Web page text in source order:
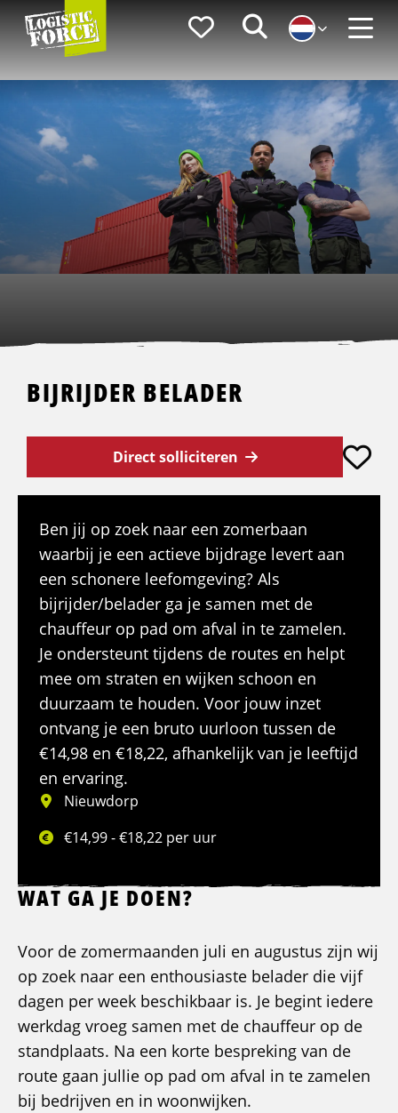
Logistic
Force
FavorietenZoeken
BIJRIJDER BELADER
Direct solliciteren
Ben jij op zoek naar een zomerbaan
waarbij je een actieve bijdrage levert aan
een schonere leefomgeving? Als
bijrijder/belader ga je samen met de
chauffeur op pad om afval in te zamelen.
Je ondersteunt tijdens de routes en helpt
mee om straten en wijken schoon en
duurzaam te houden. Voor jouw inzet
ontvang je een bruto uurloon tussen de
€14,98 en €18,22, afhankelijk van je leeftijd
en ervaring.
Nieuwdorp
€14,99 - €18,22 per uur
WAT GA JE DOEN?
Voor de zomermaanden juli en augustus zijn wij
op zoek naar een enthousiaste belader die vijf
dagen per week beschikbaar is. Je begint iedere
werkdag vroeg samen met de chauffeur op de
standplaats. Na een korte bespreking van de
route gaan jullie op pad om afval in te zamelen
bij bedrijven en in woonwijken.